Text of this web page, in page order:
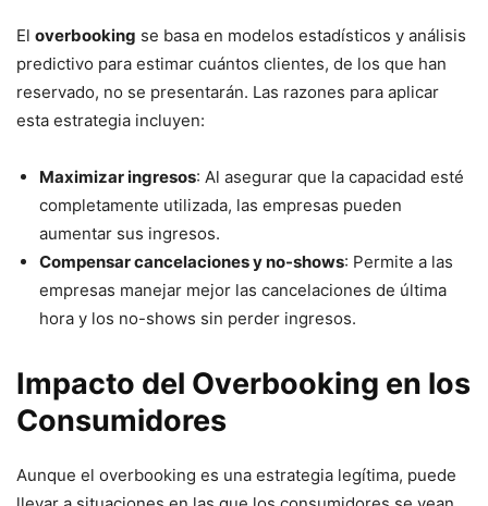
El overbooking se basa en modelos estadísticos y análisis
predictivo para estimar cuántos clientes, de los que han
reservado, no se presentarán. Las razones para aplicar
esta estrategia incluyen:
Maximizar ingresos: Al asegurar que la capacidad esté
completamente utilizada, las empresas pueden
aumentar sus ingresos.
Compensar cancelaciones y no-shows: Permite a las
empresas manejar mejor las cancelaciones de última
hora y los no-shows sin perder ingresos.
Impacto del Overbooking en los
Consumidores
Aunque el overbooking es una estrategia legítima, puede